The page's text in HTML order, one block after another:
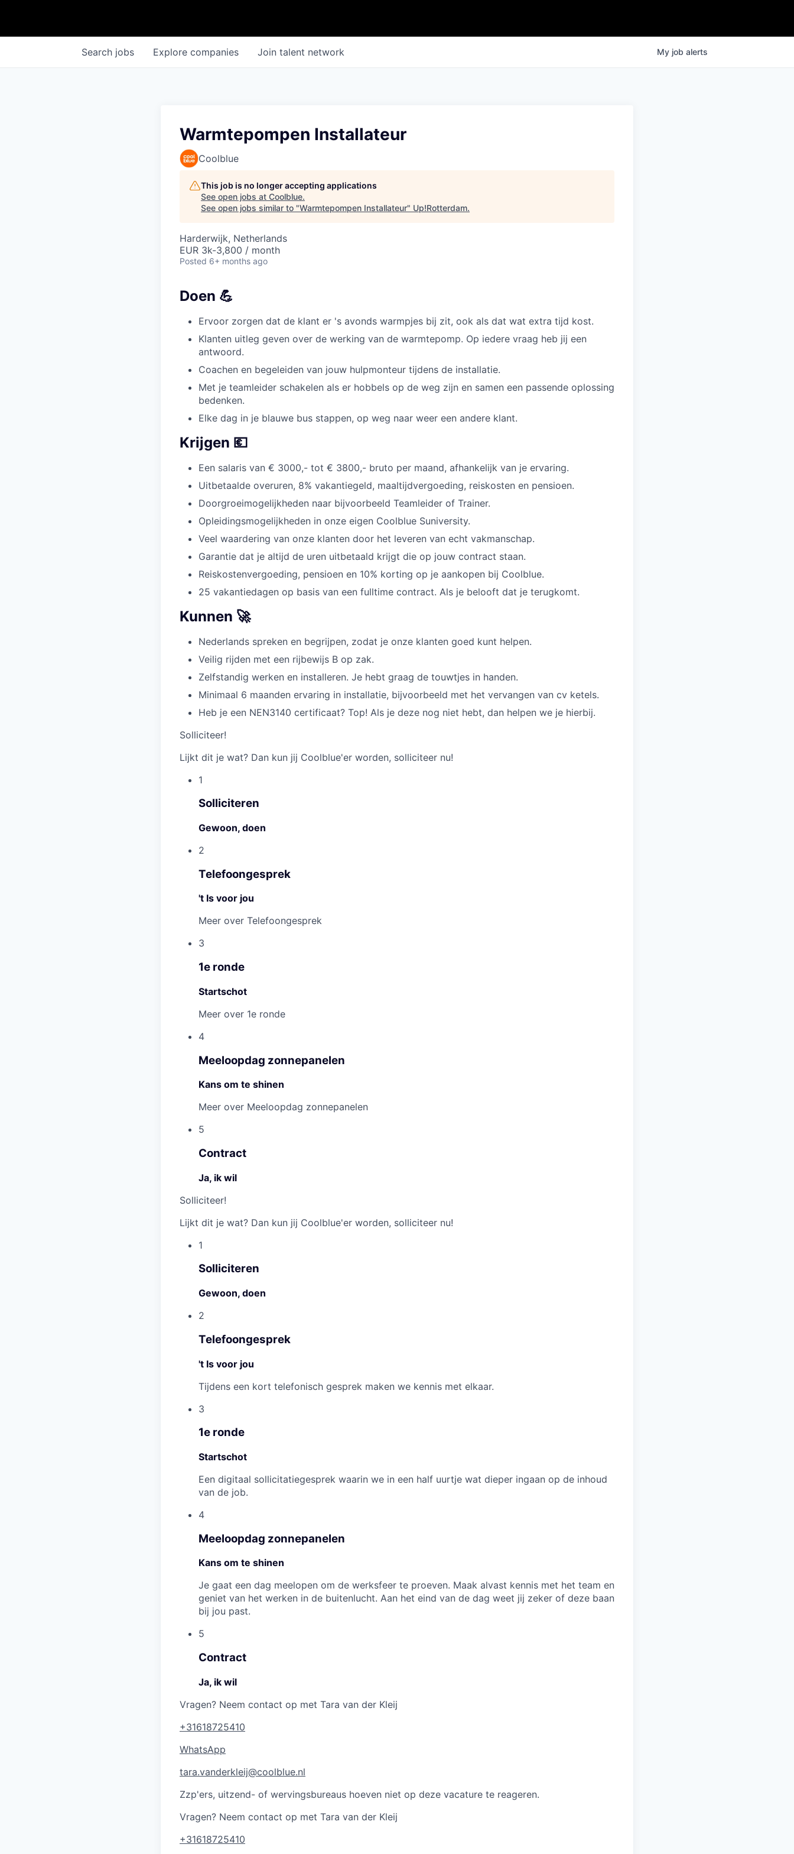
Search jobs Explore companies Join talent network My job alerts
Warmtepompen Installateur
Coolblue
This job is no longer accepting applications
See open jobs at Coolblue.
See open jobs similar to "Warmtepompen Installateur" Up!Rotterdam.
Harderwijk, Netherlands
EUR 3k-3,800 / month
Posted 6+ months ago
Doen 💪
Ervoor zorgen dat de klant er 's avonds warmpjes bij zit, ook als dat wat extra tijd kost.
Klanten uitleg geven over de werking van de warmtepomp. Op iedere vraag heb jij een
antwoord.
Coachen en begeleiden van jouw hulpmonteur tijdens de installatie.
Met je teamleider schakelen als er hobbels op de weg zijn en samen een passende oplossing
bedenken.
Elke dag in je blauwe bus stappen, op weg naar weer een andere klant.
Krijgen 💶
Een salaris van € 3000,- tot € 3800,- bruto per maand, afhankelijk van je ervaring.
Uitbetaalde overuren, 8% vakantiegeld, maaltijdvergoeding, reiskosten en pensioen.
Doorgroeimogelijkheden naar bijvoorbeeld Teamleider of Trainer.
Opleidingsmogelijkheden in onze eigen Coolblue Suniversity.
Veel waardering van onze klanten door het leveren van echt vakmanschap.
Garantie dat je altijd de uren uitbetaald krijgt die op jouw contract staan.
Reiskostenvergoeding, pensioen en 10% korting op je aankopen bij Coolblue.
25 vakantiedagen op basis van een fulltime contract. Als je belooft dat je terugkomt.
Kunnen 🚀
Nederlands spreken en begrijpen, zodat je onze klanten goed kunt helpen.
Veilig rijden met een rijbewijs B op zak.
Zelfstandig werken en installeren. Je hebt graag de touwtjes in handen.
Minimaal 6 maanden ervaring in installatie, bijvoorbeeld met het vervangen van cv ketels.
Heb je een NEN3140 certificaat? Top! Als je deze nog niet hebt, dan helpen we je hierbij.
Solliciteer!
Lijkt dit je wat? Dan kun jij Coolblue'er worden, solliciteer nu!
1
Solliciteren
Gewoon, doen
2
Telefoongesprek
't Is voor jou
Meer over Telefoongesprek
3
1e ronde
Startschot
Meer over 1e ronde
4
Meeloopdag zonnepanelen
Kans om te shinen
Meer over Meeloopdag zonnepanelen
5
Contract
Ja, ik wil
Solliciteer!
Lijkt dit je wat? Dan kun jij Coolblue'er worden, solliciteer nu!
1
Solliciteren
Gewoon, doen
2
Telefoongesprek
't Is voor jou
Tijdens een kort telefonisch gesprek maken we kennis met elkaar.
3
1e ronde
Startschot
Een digitaal sollicitatiegesprek waarin we in een half uurtje wat dieper ingaan op de inhoud
van de job.
4
Meeloopdag zonnepanelen
Kans om te shinen
Je gaat een dag meelopen om de werksfeer te proeven. Maak alvast kennis met het team en
geniet van het werken in de buitenlucht. Aan het eind van de dag weet jij zeker of deze baan
bij jou past.
5
Contract
Ja, ik wil
Vragen? Neem contact op met Tara van der Kleij
+31618725410
WhatsApp
tara.vanderkleij@coolblue.nl
Zzp'ers, uitzend- of wervingsbureaus hoeven niet op deze vacature te reageren.
Vragen? Neem contact op met Tara van der Kleij
+31618725410